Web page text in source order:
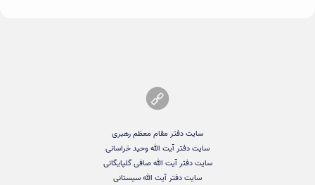
سایت دفتر مقام معظم رهبری
سایت دفتر آیت الله وحید خراسانی
سایت دفتر آیت الله صافی گلپایگانی
سایت دفتر آیت الله سیستانی